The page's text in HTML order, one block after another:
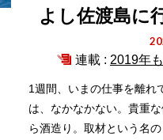
よし佐渡島に
連載 : 2019年
1週間、いまの仕事を離れ
は、なかなかない。貴重
ら酒造り。取材という名